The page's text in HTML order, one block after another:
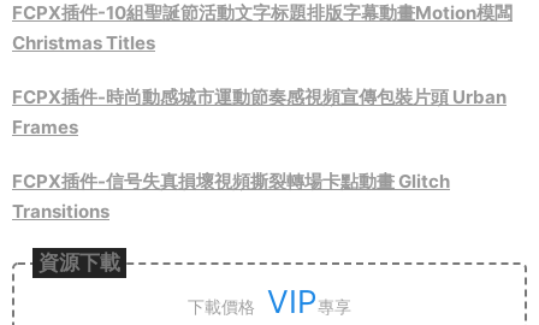
FCPX插件-10組聖誕節活動文字标題排版字幕動畫Motion模闆
Christmas Titles
FCPX插件-時尚動感城市運動節奏感視頻宣傳包裝片頭 Urban
Frames
FCPX插件-信号失真損壞視頻撕裂轉場卡點動畫 Glitch
Transitions
資源下載
下載價格 VIP專享